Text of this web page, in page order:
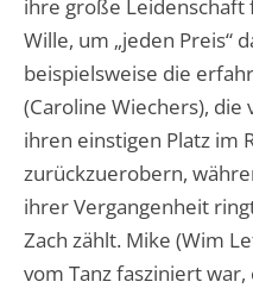
ihre große
Wille, um „jeden Preis“
beispielsweise die
(Caroline Wiechers),
ihren einstigen Platz im
zurückzuerobern,
ihrer Vergangenheit
Zach zählt. Mike (Wim
vom Tanz fasziniert